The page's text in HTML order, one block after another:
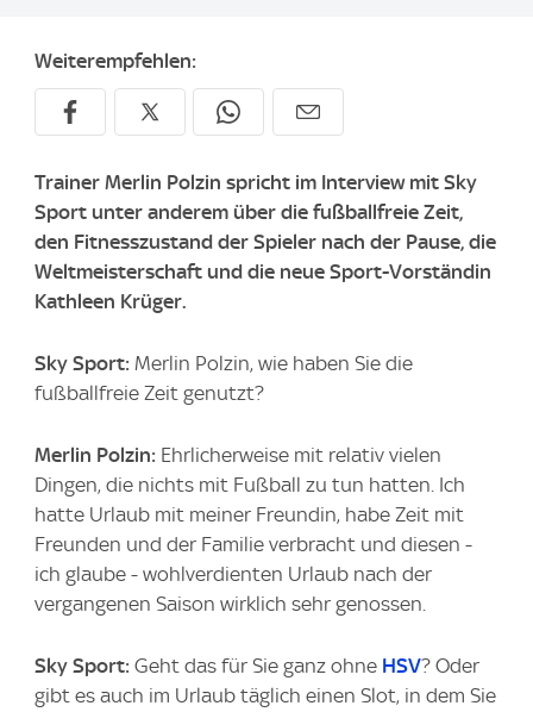
Weiterempfehlen:
Trainer Merlin Polzin spricht im Interview mit Sky
Sport unter anderem über die fußballfreie Zeit,
den Fitnesszustand der Spieler nach der Pause, die
Weltmeisterschaft und die neue Sport-Vorständin
Kathleen Krüger.
Sky Sport: Merlin Polzin, wie haben Sie die
fußballfreie Zeit genutzt?
Merlin Polzin: Ehrlicherweise mit relativ vielen
Dingen, die nichts mit Fußball zu tun hatten. Ich
hatte Urlaub mit meiner Freundin, habe Zeit mit
Freunden und der Familie verbracht und diesen -
ich glaube - wohlverdienten Urlaub nach der
vergangenen Saison wirklich sehr genossen.
Sky Sport: Geht das für Sie ganz ohne HSV? Oder
gibt es auch im Urlaub täglich einen Slot, in dem Sie